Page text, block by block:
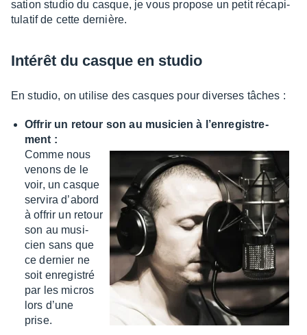
sa­tion studio du casque, je vous propose un petit réca­pi­
tu­la­tif de cette dernière.
Inté­rêt du casque en studio
En studio, on utilise des casques pour diverses tâches :
Offrir un retour son au musi­cien à l’en­re­gis­tre­
ment :
Comme nous
venons de le
voir, un casque
servira d’abord
à offrir un retour
son au musi­
cien sans que
ce dernier ne
soit enre­gis­tré
par les micros
lors d’une
prise.